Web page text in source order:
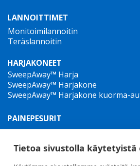
LANNOITTIMET
Monitoimilannoitin
Teräslannoitin
HARJAKONEET
SweepAway™ Harja
SweepAway™ Harjakone
SweepAway™ Harjakone kuorma-
PAINEPESURIT
TowJet-it™ hinattava
Jet-it™ Painepesurit
Jet-it™ hydrauliset
Tietoa sivustolla käytetyistä